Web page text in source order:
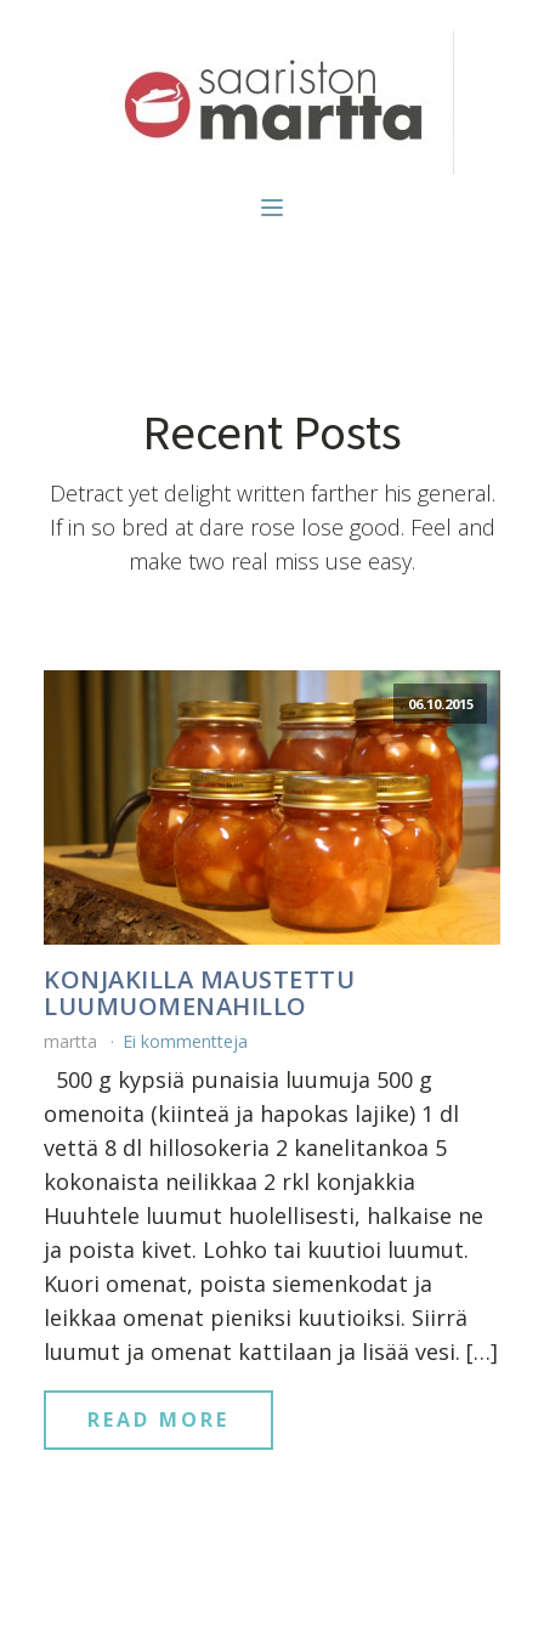
Recent Posts
Detract yet delight written farther his general.
If in so bred at dare rose lose good. Feel and
make two real miss use easy.
06.10.2015
KONJAKILLA MAUSTETTU
LUUMUOMENAHILLO
martta Ei kommentteja
500 g kypsiä punaisia luumuja 500 g
omenoita (kiinteä ja hapokas lajike) 1 dl
vettä 8 dl hillosokeria 2 kanelitankoa 5
kokonaista neilikkaa 2 rkl konjakkia
Huuhtele luumut huolellisesti, halkaise ne
ja poista kivet. Lohko tai kuutioi luumut.
Kuori omenat, poista siemenkodat ja
leikkaa omenat pieniksi kuutioiksi. Siirrä
luumut ja omenat kattilaan ja lisää vesi. […]
READ MORE